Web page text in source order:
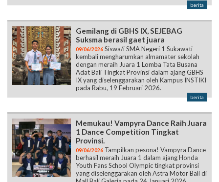
berita
Gemilang di GBHS IX, SEJEBAG
Suksma berasil gaet juara
09/06/2026 Siswa/i SMA Negeri 1 Sukawati
kembali mengharumkan almamater sekolah
dengan meraih Juara 1 Lomba Tata Busana
Adat Bali Tingkat Provinsi dalam ajang GBHS
IX yang diselenggarakan oleh Kampus INSTIKI
pada Rabu, 19 Februari 2026.
berita
Memukau! Vampyra Dance Raih Juara
1 Dance Competition Tingkat
Provinsi.
09/06/2026 Tampilkan pesona! Vampyra Dance
berhasil meraih Juara 1 dalam ajang Honda
Youth Fans School Olympic tingkat provinsi
yang diselenggarakan oleh Astra Motor Bali di